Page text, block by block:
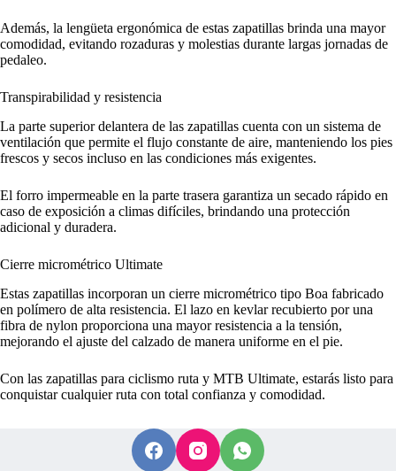
Además, la lengüeta ergonómica de estas zapatillas brinda una mayor
comodidad, evitando rozaduras y molestias durante largas jornadas de
pedaleo.
Transpirabilidad y resistencia
La parte superior delantera de las zapatillas cuenta con un sistema de
ventilación que permite el flujo constante de aire, manteniendo los pies
frescos y secos incluso en las condiciones más exigentes.
El forro impermeable en la parte trasera garantiza un secado rápido en
caso de exposición a climas difíciles, brindando una protección
adicional y duradera.
Cierre micrométrico Ultimate
Estas zapatillas incorporan un cierre micrométrico tipo Boa fabricado
en polímero de alta resistencia. El lazo en kevlar recubierto por una
fibra de nylon proporciona una mayor resistencia a la tensión,
mejorando el ajuste del calzado de manera uniforme en el pie.
Con las zapatillas para ciclismo ruta y MTB Ultimate, estarás listo para
conquistar cualquier ruta con total confianza y comodidad.